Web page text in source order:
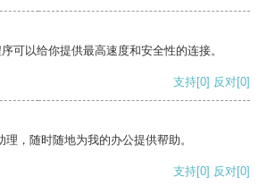
可以给你提供最高速度和安全性的连接。
支持[0] 反对[0]
，随时随地为我的办公提供帮助。
支持[0] 反对[0]